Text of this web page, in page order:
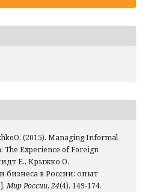
(2015). Managing Informal
The Experience of Foreign
Е., Крыжко О.
в России: опыт
Мир России, 24(4), 149-174.